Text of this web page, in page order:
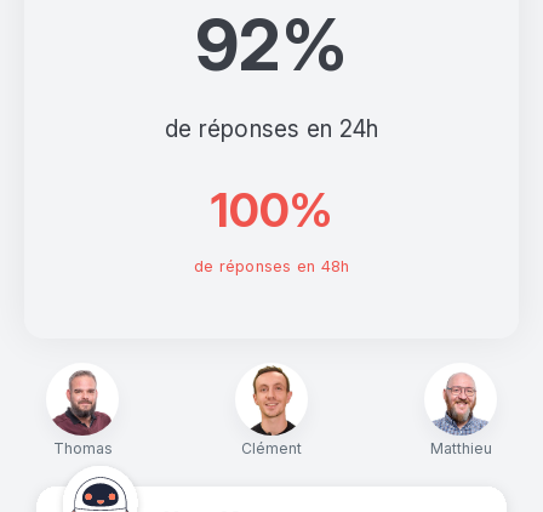
Thomas Clément Matthieu
92%
de réponses en 24h
100%
de réponses en 48h